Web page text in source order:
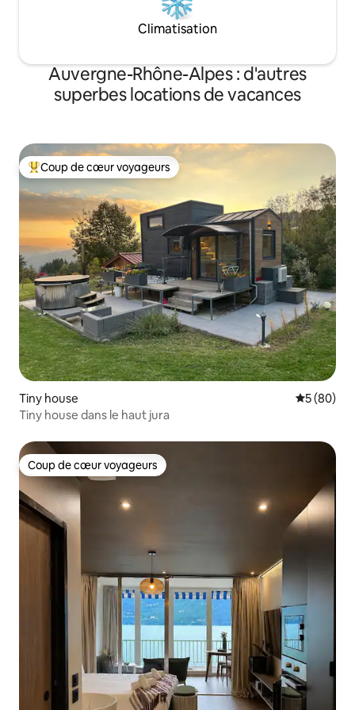
Climatisation
Auvergne-Rhône-Alpes : d'autres
superbes locations de vacances
Coups de cœur voyageurs les plus appréciés
Coup de cœur voyageurs
Tiny house
5 (80)
Tiny house dans le haut jura
Coup de cœur voyageurs
Coup de cœur voyageurs